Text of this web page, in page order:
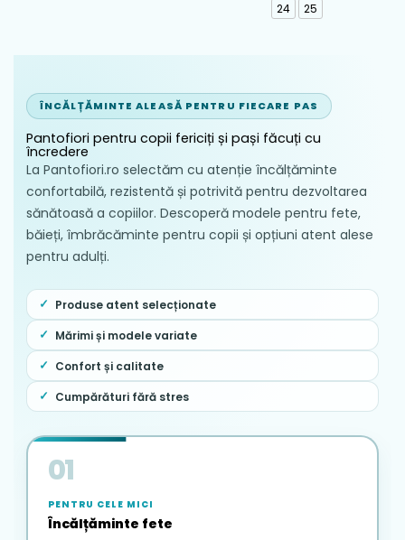
24
25
ÎNCĂLȚĂMINTE ALEASĂ PENTRU FIECARE PAS
Pantofiori pentru copii fericiți și pași făcuți cu
încredere
La Pantofiori.ro selectăm cu atenție încălțăminte
confortabilă, rezistentă și potrivită pentru dezvoltarea
sănătoasă a copiilor. Descoperă modele pentru fete,
băieți, îmbrăcăminte pentru copii și opțiuni atent alese
pentru adulți.
Produse atent selecționate
Mărimi și modele variate
Confort și calitate
Cumpărături fără stres
01
PENTRU CELE MICI
Încălțăminte fete